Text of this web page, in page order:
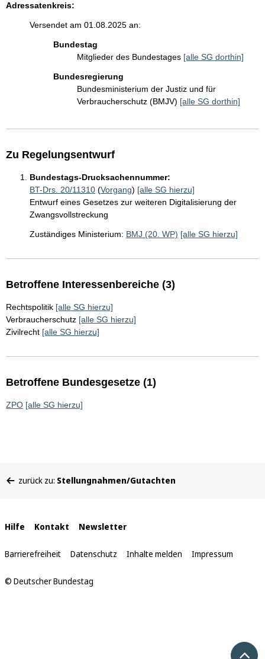
Adressatenkreis:
Versendet am 01.08.2025 an:
Bundestag
Mitglieder des Bundestages [alle SG dorthin]
Bundesregierung
Bundesministerium der Justiz und für
Verbraucherschutz (BMJV) [alle SG dorthin]
Zu Regelungsentwurf
Bundestags-Drucksachennummer:
BT-Drs. 20/11310 (Vorgang) [alle SG hierzu]
Entwurf eines Gesetzes zur weiteren Digitalisierung der
Zwangsvollstreckung
Zuständiges Ministerium: BMJ (20. WP) [alle SG hierzu]
Betroffene Interessenbereiche (3)
Rechtspolitik [alle SG hierzu]
Verbraucherschutz [alle SG hierzu]
Zivilrecht [alle SG hierzu]
Betroffene Bundesgesetze (1)
ZPO [alle SG hierzu]
befinden
zurück zu: Stellungnahmen/Gutachten
Interne
Links
Hilfe Kontakt Newsletter
Barrierefreiheit Datenschutz Inhalte melden Impressum
© Deutscher Bundestag